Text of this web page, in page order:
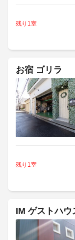
残り1室
お宿 ゴリラ
残り1室
IM ゲストハウ